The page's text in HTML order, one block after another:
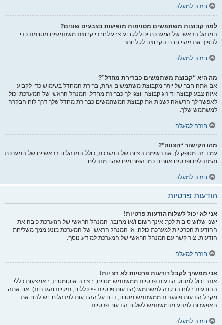
חזרה למעלה
למה קבוצות משתמשים מסוימות מופיעות בצבעים שונים?
המנהל הראשי של המערכת יכול לקבוע צבע לחברי קבוצת משתמשים מסוימת כדי
להפוך את זיהוי חברי הקבוצה לקל יותר.
חזרה למעלה
מה היא “קבוצת משתמשים כברירת מחדל”?
אם אתה חבר של יותר מקבוצת משתמשים אחת, ברירת המחדל בשימוש כדי לקבוע
איזה צבע קבוצה ודירוג קבוצה יוצגו לך כברירת מחדל. המנהל הראשי של המערכת יכול
לאפשר לך הרשאה לשנות את קבוצת המשתמשים כברירת מחדל שלך דרך לוח הבקרה
למשתמש שלך.
חזרה למעלה
מהו הקישור “הצוות”?
עמוד זה מספק לך את רשימת הצוות של המערכת, כולל המנהלים הראשיים של המערכת
והמנהלים ופרטים אחרים כמו הפורומים שהם מנהלים.
חזרה למעלה
הודעות פרטיות
אני לא יכול לשלוח הודעות פרטיות!
ישנן שלוש סיבות לכך: אינך רשום ו/או מחובר, המנהל הראשי של המערכת כיבה את
ההודעות הפרטיות למערכת כולה, או המנהל הראשי של המערכת מונע ממך משליחת
הודעות. צור קשר עם המנהל הראשי של המערכת למידע נוסף.
חזרה למעלה
אני ממשיך לקבל הודעות פרטיות לא רצויות!
אתה יכול למחוק הודעות פרטיות ממשתמש מסוים, בצורה אוטומטית, באמצעות כללי
ההודעות בלוח הבקרה למשתמש (הודעות פרטיות -> כללים, תיקיות והגדרות). אם אתה
מקבל הודעות פוגעניות ממשתמש מסוים, דווח על ההודעות למנהלים. יש להם את
האפשרות למנוע מהמשתמש לשלוח הודעות פרטיות.
חזרה למעלה